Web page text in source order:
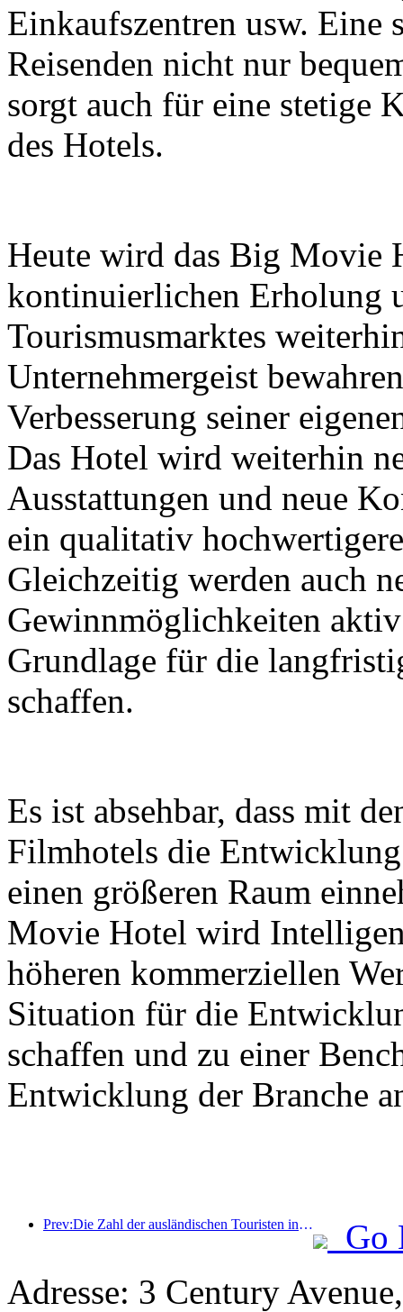
Einkaufszentren usw. Eine
Reisenden nicht nur
sorgt auch für eine stetige
des Hotels.
Heute wird das Big Movie
kontinuierlichen Erholung
Tourismusmarktes
Unternehmergeist
Verbesserung seiner
Das Hotel wird weiterhin
Ausstattungen und neue
ein qualitativ
Gleichzeitig werden auch
Gewinnmöglichkeiten
Grundlage für die
schaffen.
Es ist absehbar, dass mit
Filmhotels die
einen größeren Raum
Movie Hotel wird
höheren kommerziellen
Situation für die
schaffen und zu einer
Entwicklung der Branche
Prev:Die Zahl der ausländischen Touristen in China stieg im ersten Quartal um 40 %
Go
Adresse: 3 Century